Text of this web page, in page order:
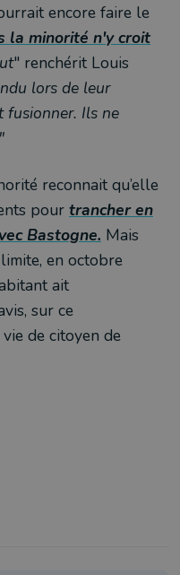
encore faire le
la minorité n'y croit
" renchérit Louis
lors de leur
fusionner. Ils ne
reconnait qu’elle
pour trancher en
Bastogne. Mais
en octobre
ait
sur ce
de citoyen de